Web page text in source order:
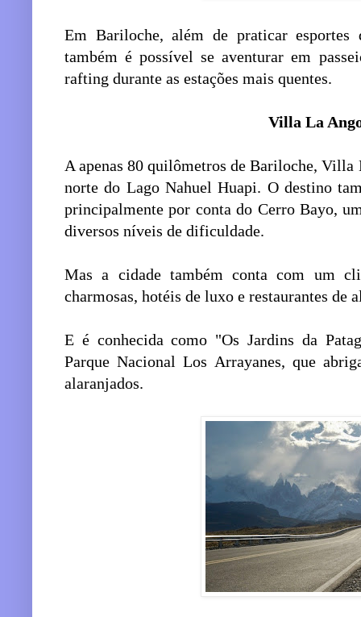
Em Bariloche, além de praticar esportes
também é possível se aventurar em
rafting durante as estações mais quentes.
Villa La
A apenas 80 quilômetros de Bariloche, Villa
norte do Lago Nahuel Huapi. O destino
principalmente por conta do Cerro Bayo,
diversos níveis de dificuldade.
Mas a cidade também conta com um
charmosas, hotéis de luxo e restaurantes de
E é conhecida como "Os Jardins da
Parque Nacional Los Arrayanes, que
alaranjados.